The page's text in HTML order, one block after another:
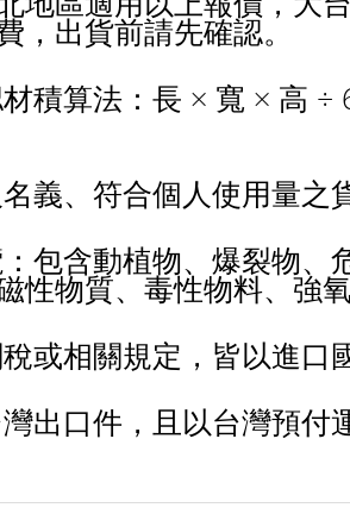
，出貨前請先確認。
積算法：長 × 寬 × 高 ÷
義、符合個人使用量之
包含動植物、爆裂物、
性物質、毒性物料、強
或相關規定，皆以進口
出口件，且以台灣預付